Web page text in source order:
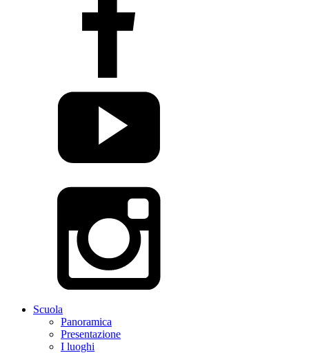
Scuola
Panoramica
Presentazione
I luoghi